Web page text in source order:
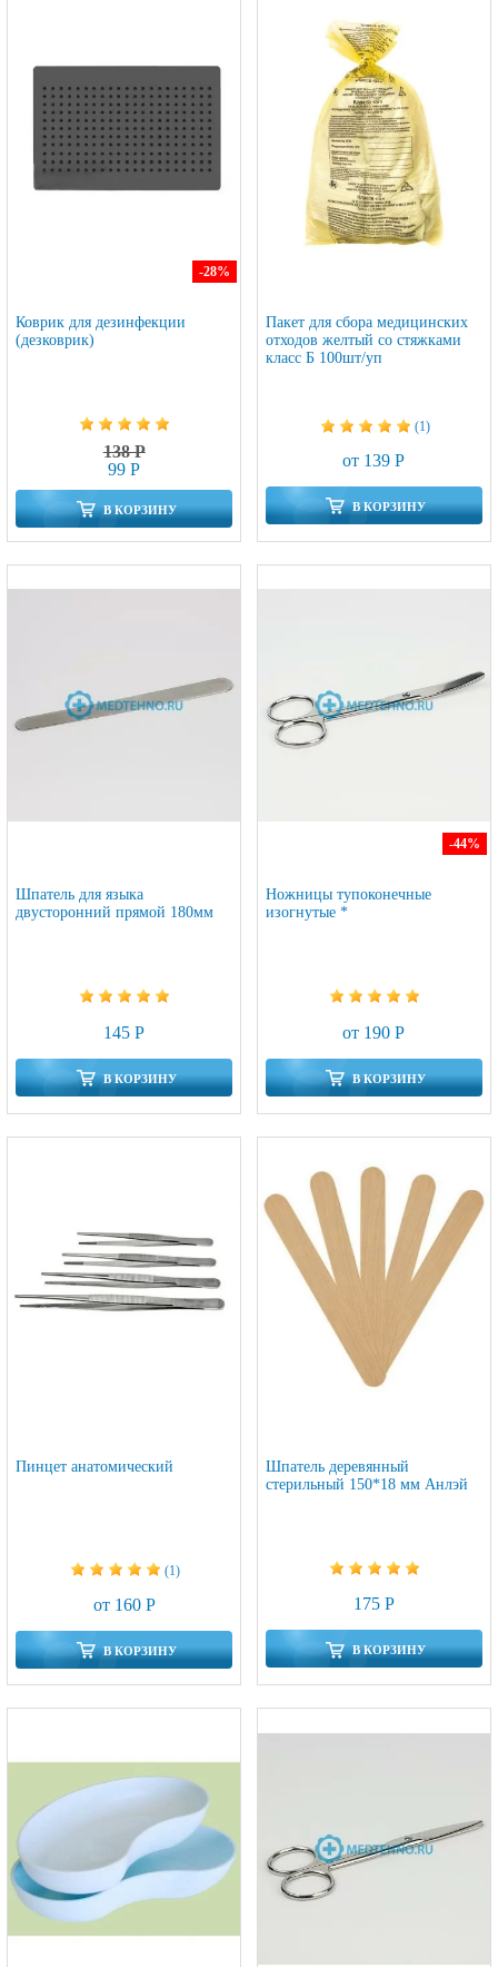
-28%
Коврик для дезинфекции
(дезковрик)
138 Р
99 Р
В КОРЗИНУ
Пакет для сбора медицинских
отходов желтый со стяжками
класс Б 100шт/уп
(1)
от 139 Р
В КОРЗИНУ
Шпатель для языка
двусторонний прямой 180мм
145 Р
В КОРЗИНУ
-44%
Ножницы тупоконечные
изогнутые *
от 190 Р
В КОРЗИНУ
Пинцет анатомический
(1)
от 160 Р
В КОРЗИНУ
Шпатель деревянный
стерильный 150*18 мм Анлэй
175 Р
В КОРЗИНУ